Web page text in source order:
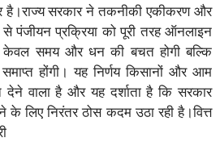
है।राज्य सरकार ने तकनीकी एकीकरण और
पंजीयन प्रक्रिया को पूरी तरह ऑनलाइन
केवल समय और धन की बचत होगी बल्कि
समाप्त होंगी। यह निर्णय किसानों और आम
देने वाला है और यह दर्शाता है कि सरकार
के लिए निरंतर ठोस कदम उठा रही है।वित्त